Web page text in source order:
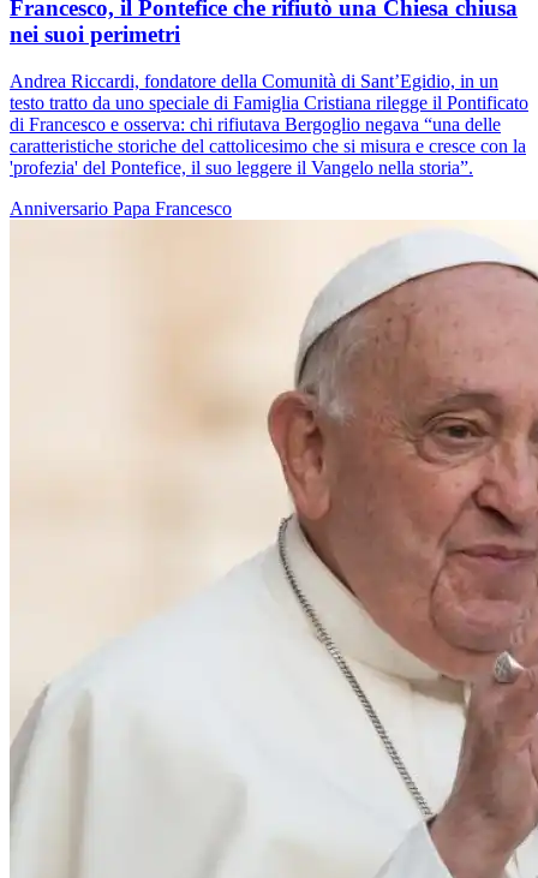
Francesco, il Pontefice che rifiutò una Chiesa chiusa
nei suoi perimetri
Andrea Riccardi, fondatore della Comunità di Sant’Egidio, in un
testo tratto da uno speciale di Famiglia Cristiana rilegge il Pontificato
di Francesco e osserva: chi rifiutava Bergoglio negava “una delle
caratteristiche storiche del cattolicesimo che si misura e cresce con la
'profezia' del Pontefice, il suo leggere il Vangelo nella storia”.
Anniversario Papa Francesco